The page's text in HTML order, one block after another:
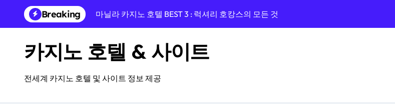
content
Breaking
마닐라 카지노 호텔 BEST 3 : 럭셔리 호캉스의 모든 것
프라하 중심, 프라이데이 호텔과 카지노 앰버서더 탐방기
프라하 여행의 완성, 호텔 리버티 프라하와 카지노 앰버서더 체험기
카지노 호텔 & 사이트
전세계 카지노 호텔 및 사이트 정보 제공